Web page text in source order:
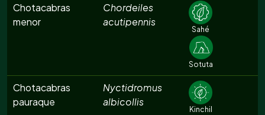
Chotacabras
menor
Chordeiles
acutipennis
Sahé
Sotuta
Chotacabras
pauraque
Nyctidromus
albicollis
Kinchil